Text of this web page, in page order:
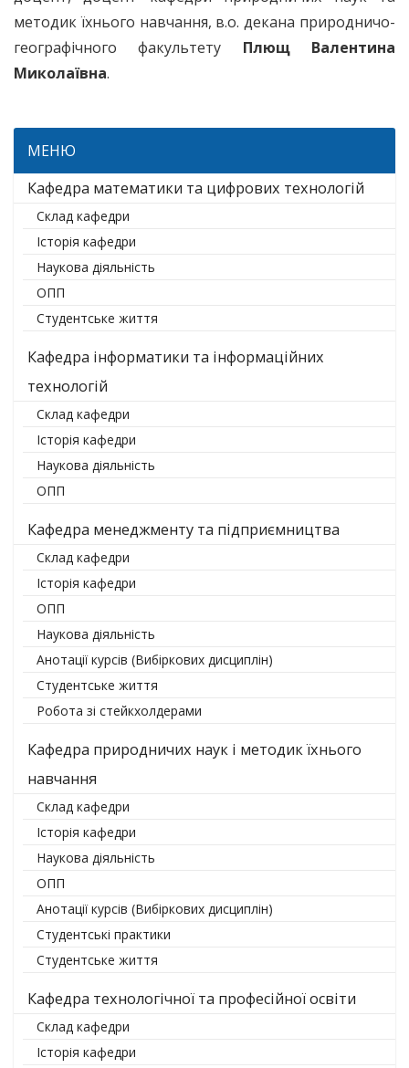
методик їхнього навчання, в.о. декана природничо-
географічного факультету Плющ Валентина
Миколаївна.
МЕНЮ
Кафедра математики та цифрових технологій
Склад кафедри
Історія кафедри
Наукова діяльність
ОПП
Студентське життя
Кафедра інформатики та інформаційних
технологій
Склад кафедри
Історія кафедри
Наукова діяльність
ОПП
Кафедра менеджменту та підприємництва
Склад кафедри
Історія кафедри
ОПП
Наукова діяльність
Анотації курсів (Вибіркових дисциплін)
Студентське життя
Робота зі стейкхолдерами
Кафедра природничих наук і методик їхнього
навчання
Склад кафедри
Історія кафедри
Наукова діяльність
ОПП
Анотації курсів (Вибіркових дисциплін)
Студентські практики
Студентське життя
Кафедра технологічної та професійної освіти
Склад кафедри
Історія кафедри